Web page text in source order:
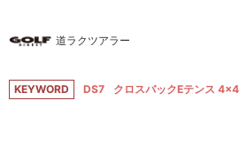
道ラクツアラー
KEYWORD DS7 クロスバックEテンス 4×4